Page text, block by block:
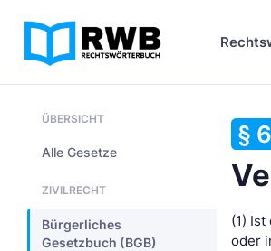
ÜBERSICHT
Alle Gesetze
ZIVILRECHT
Bürgerliches
Gesetzbuch (BGB)
§
(1)
oder